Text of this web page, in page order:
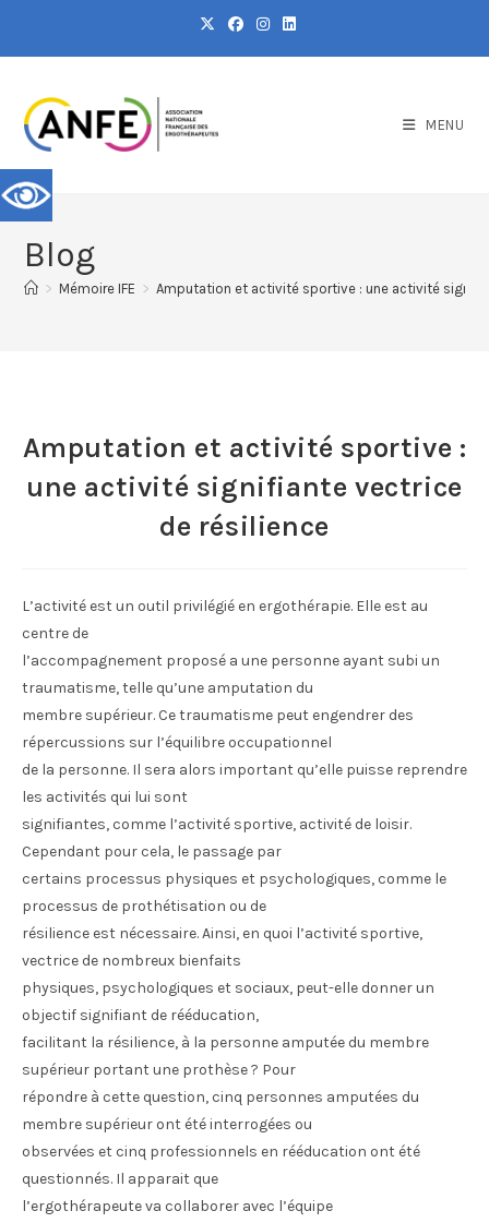
MENU
Blog
> Mémoire IFE > Amputation et activité sportive : une activité
Amputation et activité sportive :
une activité signifiante vectrice
de résilience
L’activité est un outil privilégié en ergothérapie. Elle est au
centre de
l’accompagnement proposé a une personne ayant subi un
traumatisme, telle qu’une amputation du
membre supérieur. Ce traumatisme peut engendrer des
répercussions sur l’équilibre occupationnel
de la personne. Il sera alors important qu’elle puisse reprendre
les activités qui lui sont
signifiantes, comme l’activité sportive, activité de loisir.
Cependant pour cela, le passage par
certains processus physiques et psychologiques, comme le
processus de prothétisation ou de
résilience est nécessaire. Ainsi, en quoi l’activité sportive,
vectrice de nombreux bienfaits
physiques, psychologiques et sociaux, peut-elle donner un
objectif signifiant de rééducation,
facilitant la résilience, à la personne amputée du membre
supérieur portant une prothèse ? Pour
répondre à cette question, cinq personnes amputées du
membre supérieur ont été interrogées ou
observées et cinq professionnels en rééducation ont été
questionnés. Il apparait que
l’ergothérapeute va collaborer avec l’équipe